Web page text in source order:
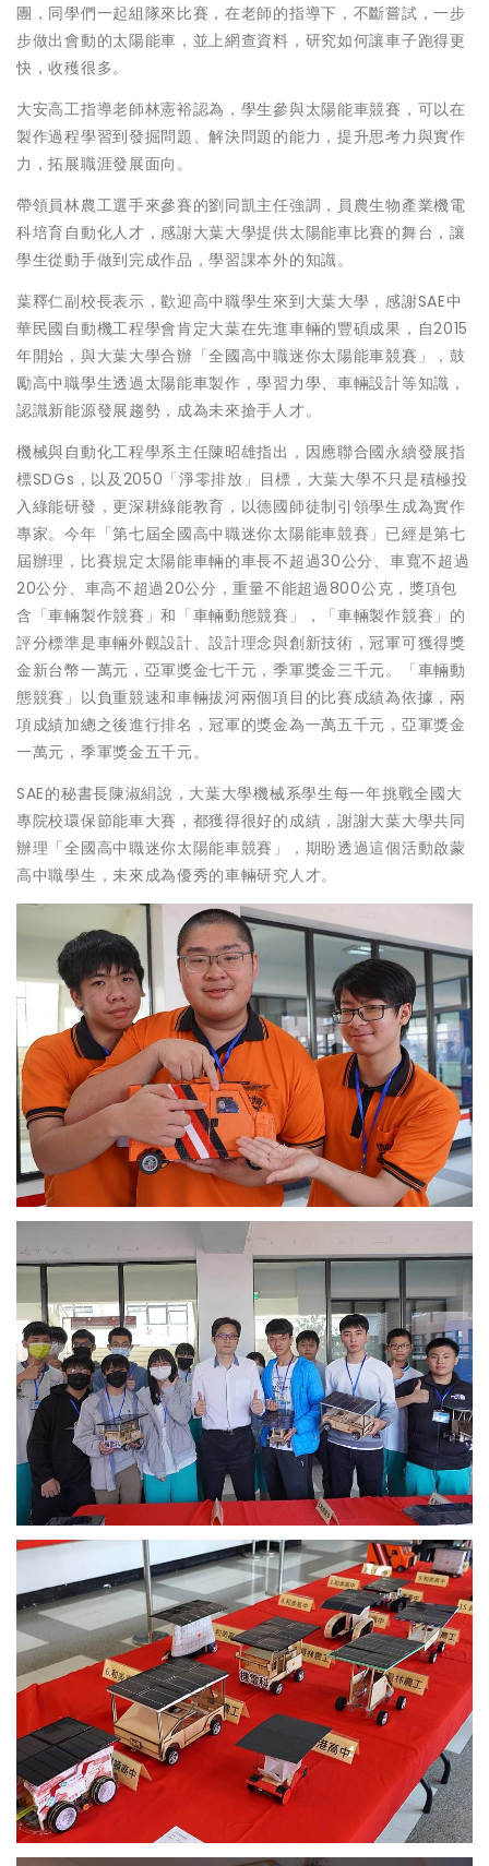
團，同學們一起組隊來比賽，在老師的指導下，不斷嘗試，一步
步做出會動的太陽能車，並上網查資料，研究如何讓車子跑得更
快，收穫很多。
大安高工指導老師林憲裕認為，學生參與太陽能車競賽，可以在
製作過程學習到發掘問題、解決問題的能力，提升思考力與實作
力，拓展職涯發展面向。
帶領員林農工選手來參賽的劉同凱主任強調，員農生物產業機電
科培育自動化人才，感謝大葉大學提供太陽能車比賽的舞台，讓
學生從動手做到完成作品，學習課本外的知識。
葉釋仁副校長表示，歡迎高中職學生來到大葉大學，感謝SAE中
華民國自動機工程學會肯定大葉在先進車輛的豐碩成果，自2015
年開始，與大葉大學合辦「全國高中職迷你太陽能車競賽」，鼓
勵高中職學生透過太陽能車製作，學習力學、車輛設計等知識，
認識新能源發展趨勢，成為未來搶手人才。
機械與自動化工程學系主任陳昭雄指出，因應聯合國永續發展指
標SDGs，以及2050「淨零排放」目標，大葉大學不只是積極投
入綠能研發，更深耕綠能教育，以德國師徒制引領學生成為實作
專家。今年「第七屆全國高中職迷你太陽能車競賽」已經是第七
屆辦理，比賽規定太陽能車輛的車長不超過30公分、車寬不超過
20公分、車高不超過20公分，重量不能超過800公克，獎項包
含「車輛製作競賽」和「車輛動態競賽」，「車輛製作競賽」的
評分標準是車輛外觀設計、設計理念與創新技術，冠軍可獲得獎
金新台幣一萬元，亞軍獎金七千元，季軍獎金三千元。「車輛動
態競賽」以負重競速和車輛拔河兩個項目的比賽成績為依據，兩
項成績加總之後進行排名，冠軍的獎金為一萬五千元，亞軍獎金
一萬元，季軍獎金五千元。
SAE的秘書長陳淑絹說，大葉大學機械系學生每一年挑戰全國大
專院校環保節能車大賽，都獲得很好的成績，謝謝大葉大學共同
辦理「全國高中職迷你太陽能車競賽」，期盼透過這個活動啟蒙
高中職學生，未來成為優秀的車輛研究人才。